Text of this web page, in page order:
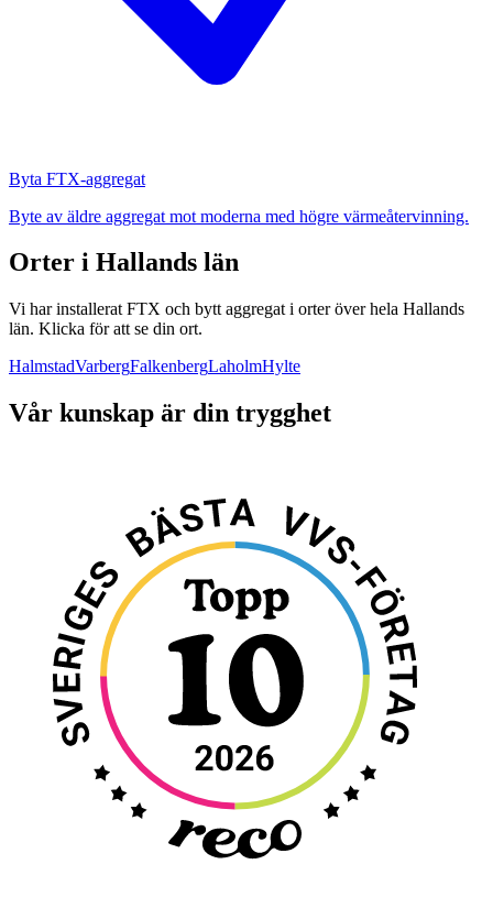
Byta FTX-aggregat
Byte av äldre aggregat mot moderna med högre värmeåtervinning.
Orter i Hallands län
Vi har installerat FTX och bytt aggregat i orter över hela Hallands
län. Klicka för att se din ort.
HalmstadVarbergFalkenbergLaholmHylte
Vår kunskap är din trygghet